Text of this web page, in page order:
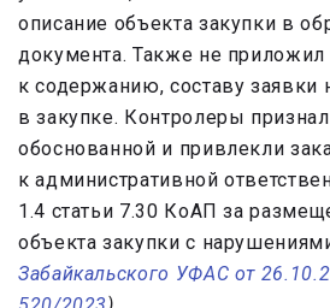
описание объекта закупки в
документа. Также не приложил
к содержанию, составу заявки
в закупке. Контролеры
обоснованной и привлекли
к административной
1.4 статьи 7.30 КоАП за
объекта закупки с
Забайкальского УФАС от